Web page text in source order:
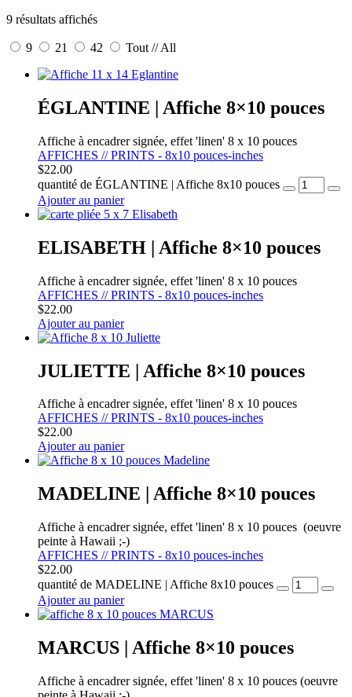
9 résultats affichés
9 21 42 Tout // All
ÉGLANTINE | Affiche 8×10 pouces
Affiche à encadrer signée, effet 'linen' 8 x 10 pouces
AFFICHES // PRINTS - 8x10 pouces-inches
$22.00
quantité de ÉGLANTINE | Affiche 8x10 pouces
Ajouter au panier
ELISABETH | Affiche 8×10 pouces
Affiche à encadrer signée, effet 'linen' 8 x 10 pouces
AFFICHES // PRINTS - 8x10 pouces-inches
$22.00
Ajouter au panier
JULIETTE | Affiche 8×10 pouces
Affiche à encadrer signée, effet 'linen' 8 x 10 pouces
AFFICHES // PRINTS - 8x10 pouces-inches
$22.00
Ajouter au panier
MADELINE | Affiche 8×10 pouces
Affiche à encadrer signée, effet 'linen' 8 x 10 pouces (oeuvre
peinte à Hawaii ;-)
AFFICHES // PRINTS - 8x10 pouces-inches
$22.00
quantité de MADELINE | Affiche 8x10 pouces
Ajouter au panier
MARCUS | Affiche 8×10 pouces
Affiche à encadrer signée, effet 'linen' 8 x 10 pouces (oeuvre